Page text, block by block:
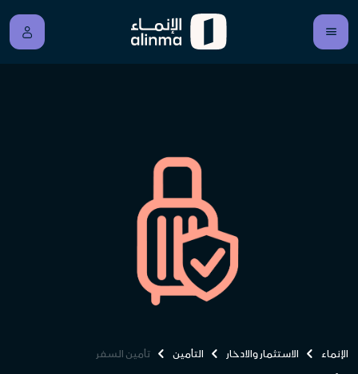
الإنماء الاستثمار والادخار التأمين تأمين السفر